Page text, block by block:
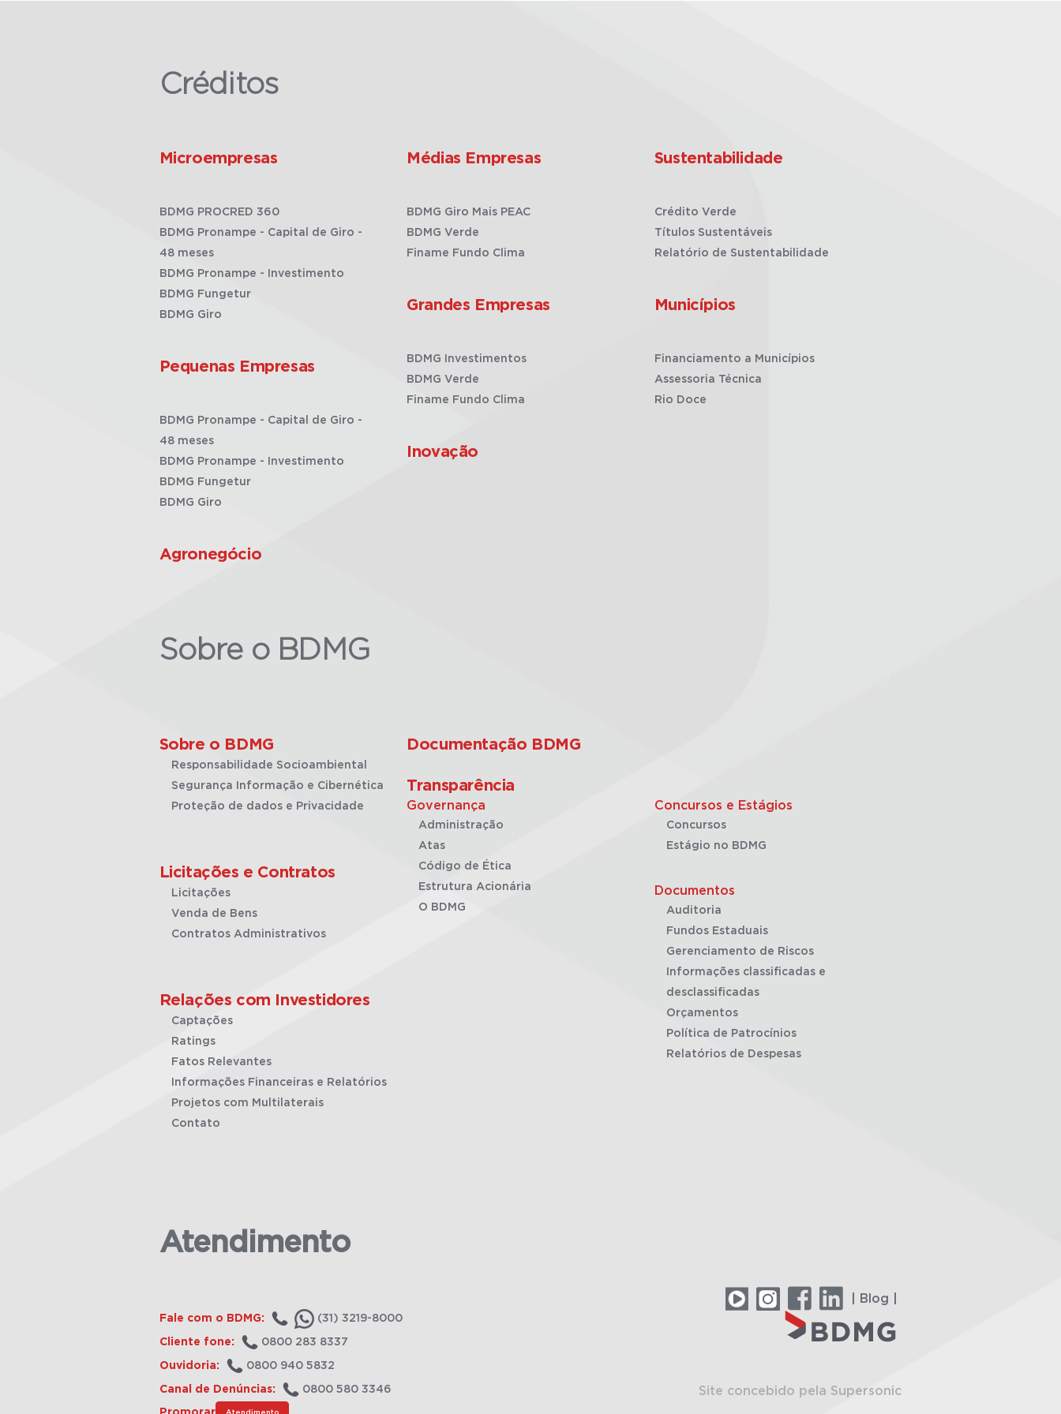
Créditos
Microempresas
BDMG PROCRED 360
BDMG Pronampe - Capital de Giro -
48 meses
BDMG Pronampe - Investimento
BDMG Fungetur
BDMG Giro
Pequenas Empresas
BDMG Pronampe - Capital de Giro -
48 meses
BDMG Pronampe - Investimento
BDMG Fungetur
BDMG Giro
Agronegócio
Médias Empresas
BDMG Giro Mais PEAC
BDMG Verde
Finame Fundo Clima
Grandes Empresas
BDMG Investimentos
BDMG Verde
Finame Fundo Clima
Inovação
Sustentabilidade
Crédito Verde
Títulos Sustentáveis
Relatório de Sustentabilidade
Municípios
Financiamento a Municípios
Assessoria Técnica
Rio Doce
Sobre o BDMG
Sobre o BDMG
Responsabilidade Socioambiental
Segurança Informação e Cibernética
Proteção de dados e Privacidade
Licitações e Contratos
Licitações
Venda de Bens
Contratos Administrativos
Relações com Investidores
Captações
Ratings
Fatos Relevantes
Informações Financeiras e Relatórios
Projetos com Multilaterais
Contato
Documentação BDMG
Transparência
Governança
Administração
Atas
Código de Ética
Estrutura Acionária
O BDMG
Concursos e Estágios
Concursos
Estágio no BDMG
Documentos
Auditoria
Fundos Estaduais
Gerenciamento de Riscos
Informações classificadas e
desclassificadas
Orçamentos
Política de Patrocínios
Relatórios de Despesas
Atendimento
Fale com o BDMG: (31) 3219-8000
Cliente fone: 0800 283 8337
Ouvidoria: 0800 940 5832
Canal de Denúncias: 0800 580 3346
Atendimento
| Blog |
Site concebido pela Supersonic